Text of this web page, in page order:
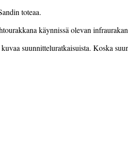
toteaa.
käynnissä olevan
suunnitteluratkaisuista. Koska